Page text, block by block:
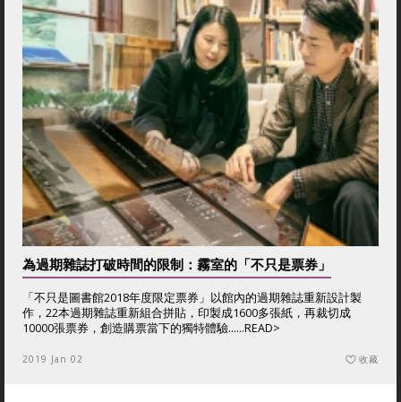
為過期雜誌打破時間的限制：霧室的「不只是票券」
「不只是圖書館2018年度限定票券」以館內的過期雜誌重新設計製
作，22本過期雜誌重新組合拼貼，印製成1600多張紙，再裁切成
10000張票券，創造購票當下的獨特體驗......READ>
2019 Jan 02 收藏